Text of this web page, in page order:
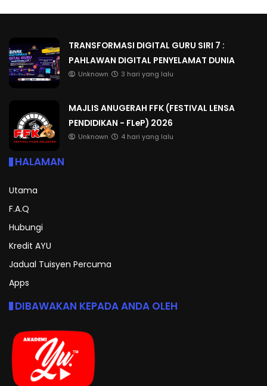
TRANSFORMASI DIGITAL GURU SIRI 7 :
PAHLAWAN DIGITAL PENYELAMAT DUNIA
Unknown 3 hari yang lalu
MAJLIS ANUGERAH FFK (FESTIVAL LENSA
PENDIDIKAN - FLeP) 2026
Unknown 4 hari yang lalu
HALAMAN
Utama
F.A.Q
Hubungi
Kredit AYU
Jadual Tuisyen Percuma
Apps
DIBAWAKAN KEPADA ANDA OLEH